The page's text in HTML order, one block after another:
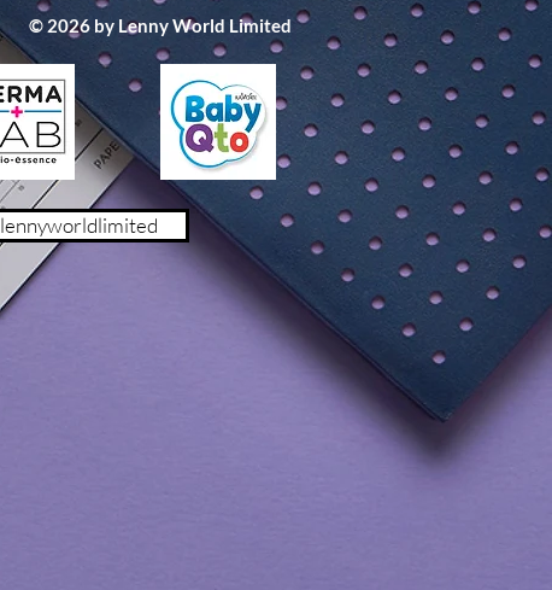
© 2026 by Lenny World Limited
lennyworldlimited